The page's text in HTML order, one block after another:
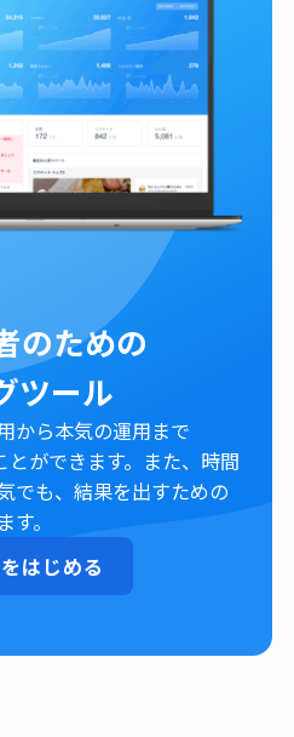
のための
ツール
から本気の運用まで
ができます。また、時間
でも、結果を出すための
。
はじめる